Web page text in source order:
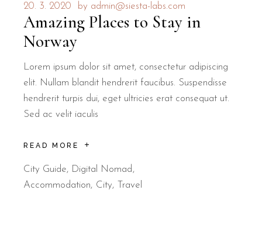
20. 3. 2020 by admin@siesta-labs.com
Amazing Places to Stay in
Norway
Lorem ipsum dolor sit amet, consectetur adipiscing
elit. Nullam blandit hendrerit faucibus. Suspendisse
hendrerit turpis dui, eget ultricies erat consequat ut.
Sed ac velit iaculis
READ MORE
City Guide, Digital Nomad
Accommodation
City Travel